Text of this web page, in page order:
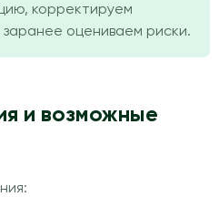
корректируем
заранее оцениваем риски.
и возможные